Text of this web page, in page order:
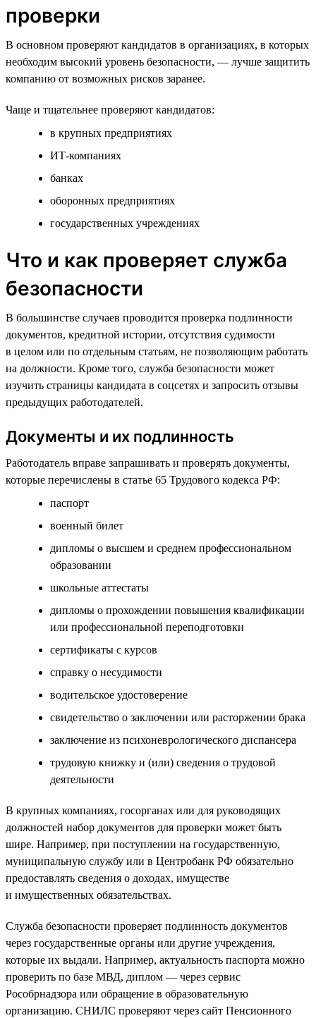
проверки
В основном проверяют кандидатов в организациях, в которых
необходим высокий уровень безопасности, — лучше защитить
компанию от возможных рисков заранее.
Чаще и тщательнее проверяют кандидатов:
в крупных предприятиях
ИТ-компаниях
банках
оборонных предприятиях
государственных учреждениях
Что и как проверяет служба
безопасности
В большинстве случаев проводится проверка подлинности
документов, кредитной истории, отсутствия судимости
в целом или по отдельным статьям, не позволяющим работать
на должности. Кроме того, служба безопасности может
изучить страницы кандидата в соцсетях и запросить отзывы
предыдущих работодателей.
Документы и их подлинность
Работодатель вправе запрашивать и проверять документы,
которые перечислены в статье 65 Трудового кодекса РФ:
паспорт
военный билет
дипломы о высшем и среднем профессиональном
образовании
школьные аттестаты
дипломы о прохождении повышения квалификации
или профессиональной переподготовки
сертификаты с курсов
справку о несудимости
водительское удостоверение
свидетельство о заключении или расторжении брака
заключение из психоневрологического диспансера
трудовую книжку и (или) сведения о трудовой
деятельности
В крупных компаниях, госорганах или для руководящих
должностей набор документов для проверки может быть
шире. Например, при поступлении на государственную,
муниципальную службу или в Центробанк РФ обязательно
предоставлять сведения о доходах, имуществе
и имущественных обязательствах.
Служба безопасности проверяет подлинность документов
через государственные органы или другие учреждения,
которые их выдали. Например, актуальность паспорта можно
проверить по базе МВД, диплом — через сервис
Рособрнадзора или обращение в образовательную
организацию. СНИЛС проверяют через сайт Пенсионного